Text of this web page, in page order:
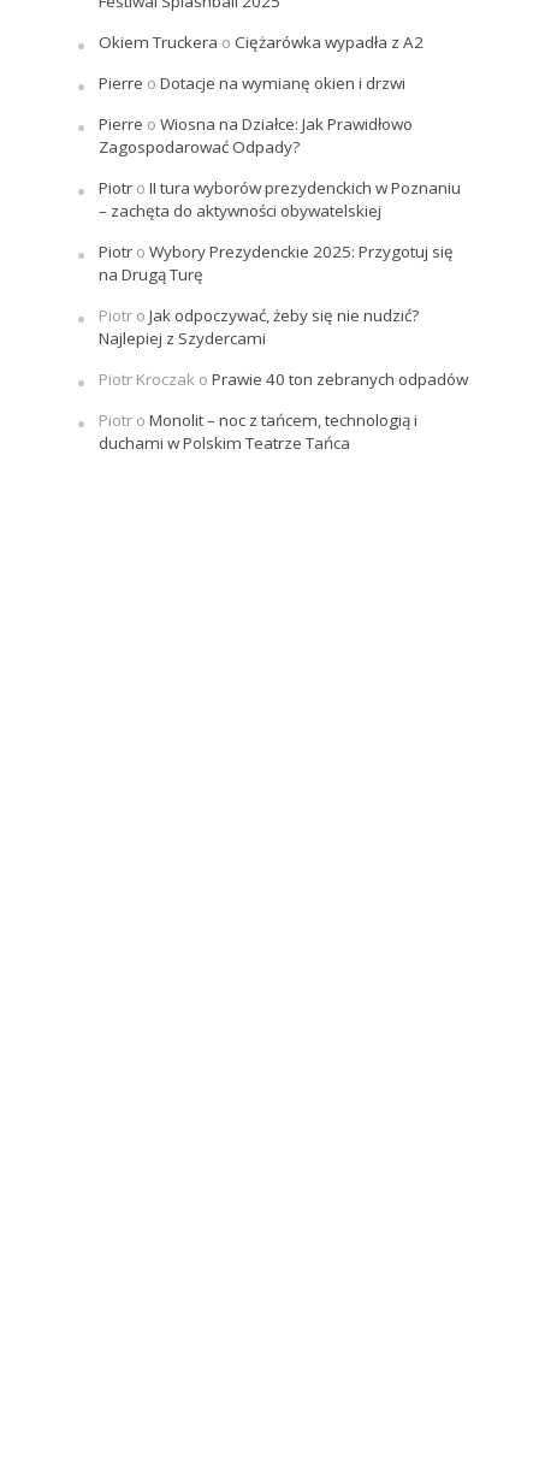
Okiem Truckera o Ciężarówka wypadła z A2
Pierre o Dotacje na wymianę okien i drzwi
Pierre o Wiosna na Działce: Jak Prawidłowo
Zagospodarować Odpady?
Piotro II tura wyborów prezydenckich w Poznaniu
– zachęta do aktywności obywatelskiej
Piotro Wybory Prezydenckie 2025: Przygotuj się
na Drugą Turę
Piotro Jak odpoczywać, żeby się nie nudzić?
Najlepiej z Szydercami
Piotr Kroczako Prawie 40 ton zebranych odpadów
Piotro Monolit – noc z tańcem, technologią i
duchami w Polskim Teatrze Tańca